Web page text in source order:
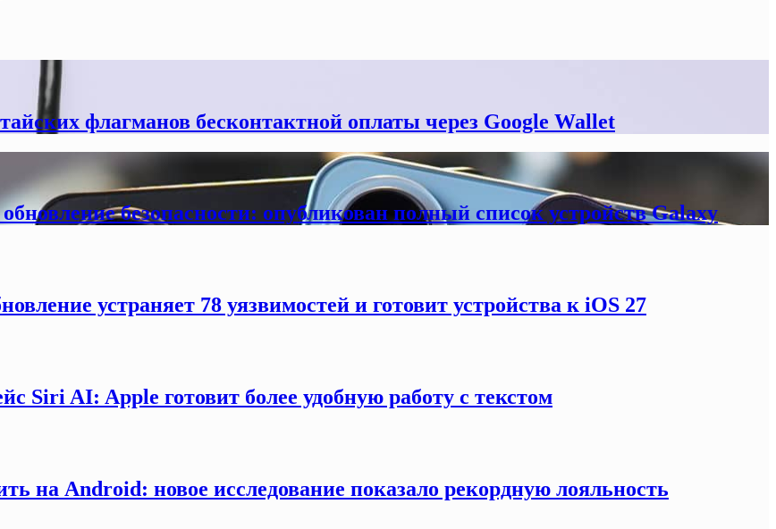
флагманов бесконтактной оплаты через Google Wallet
безопасности: опубликован полный список устройств Galaxy
устраняет 78 уязвимостей и готовит устройства к iOS 27
Siri AI: Apple готовит более удобную работу с текстом
на Android: новое исследование показало рекордную лояльность